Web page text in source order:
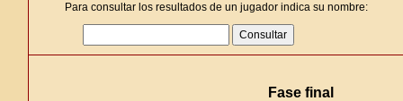
Para consultar los resultados de un jugador indica su nombre:
Fase final